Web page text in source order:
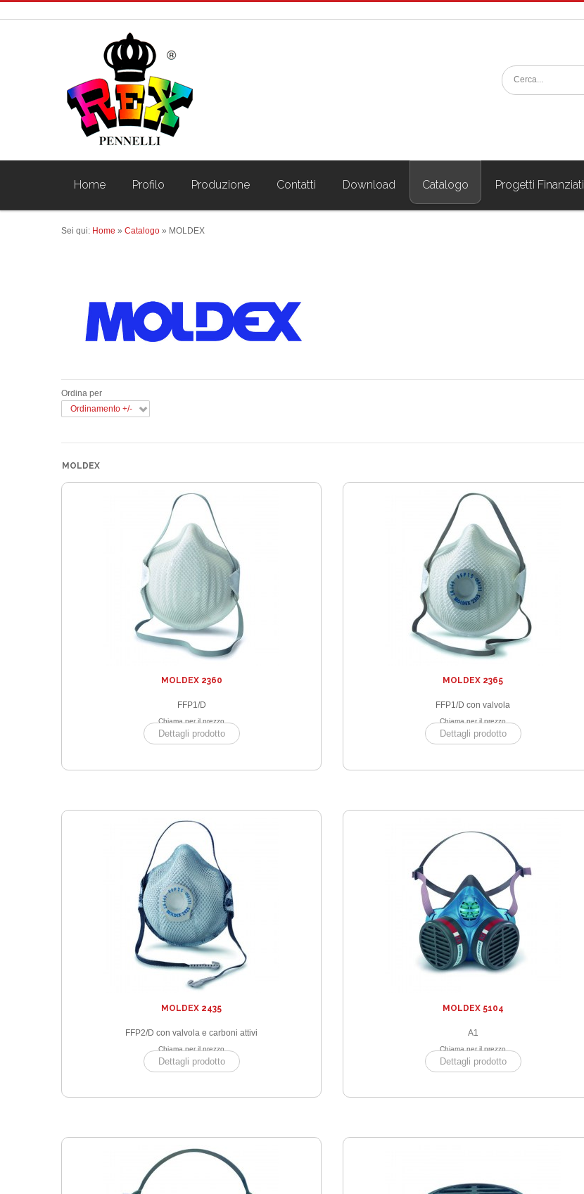
Home Profilo Produzione Contatti Download Catalogo Progetti Finanziati
Sei qui: Home » Catalogo » MOLDEX
Ordina per
Ordinamento +/-
MOLDEX
MOLDEX 2360
FFP1/D
Chiama per il prezzo
Dettagli prodotto
MOLDEX 2365
FFP1/D con valvola
Chiama per il prezzo
Dettagli prodotto
MOLDEX 2435
FFP2/D con valvola e carboni attivi
Chiama per il prezzo
Dettagli prodotto
MOLDEX 5104
A1
Chiama per il prezzo
Dettagli prodotto